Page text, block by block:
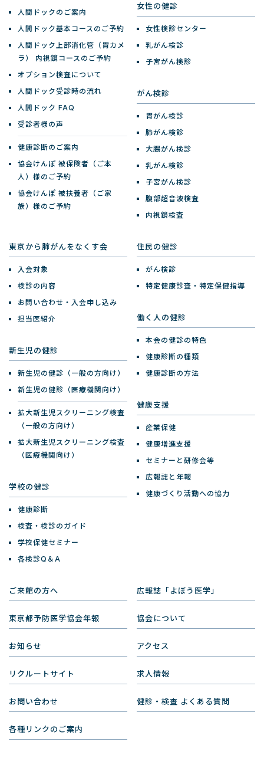
人間ドックのご案内
人間ドック基本コースのご予約
人間ドック上部消化管（胃カメ
ラ）
内視鏡コースのご予約
オプション検査について
人間ドック受診時の流れ
人間ドック FAQ
受診者様の声
健康診断のご案内
協会けんぽ 被保険者（ご本
人）様のご予約
協会けんぽ 被扶養者（ご家
族）様のご予約
女性の健診
女性検診センター
乳がん検診
子宮がん検診
がん検診
胃がん検診
肺がん検診
大腸がん検診
乳がん検診
子宮がん検診
腹部超音波検査
内視鏡検査
東京から肺がんをなくす会
入会対象
検診の内容
お問い合わせ・入会申し込み
担当医紹介
新生児の健診
新生児の健診（一般の方向け）
新生児の健診（医療機関向け）
拡大新生児スクリーニング検査
（一般の方向け）
拡大新生児スクリーニング検査
（医療機関向け）
学校の健診
健康診断
検査・検診のガイド
学校保健セミナー
各検診Q＆A
住民の健診
がん検診
特定健康診査・特定保健指導
働く人の健診
本会の健診の特色
健康診断の種類
健康診断の方法
健康支援
産業保健
健康増進支援
セミナーと研修会等
広報誌と年報
健康づくり活動への協力
ご来館の方へ 広報誌「よぼう医学」
東京都予防医学協会年報 協会について
お知らせ アクセス
リクルートサイト 求人情報
お問い合わせ 健診・検査 よくある質問
各種リンクのご案内